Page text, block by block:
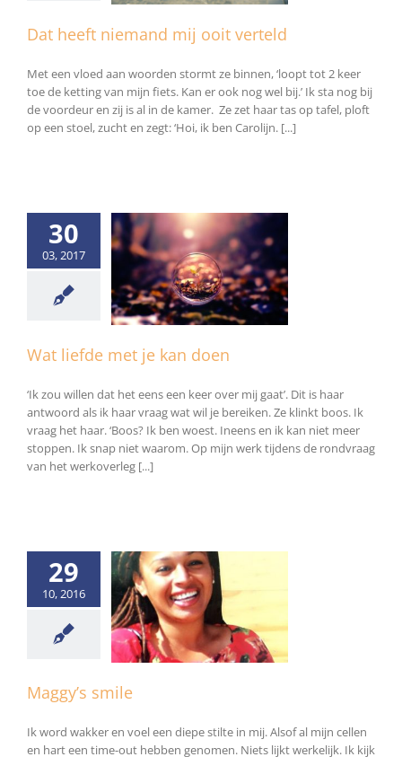
Dat heeft niemand mij ooit verteld
Met een vloed aan woorden stormt ze binnen, ‘loopt tot 2 keer
toe de ketting van mijn fiets. Kan er ook nog wel bij.’ Ik sta nog bij
de voordeur en zij is al in de kamer. Ze zet haar tas op tafel, ploft
op een stoel, zucht en zegt: ‘Hoi, ik ben Carolijn. [...]
30
03, 2017
Wat liefde met je kan doen
‘Ik zou willen dat het eens een keer over mij gaat’. Dit is haar
antwoord als ik haar vraag wat wil je bereiken. Ze klinkt boos. Ik
vraag het haar. ‘Boos? Ik ben woest. Ineens en ik kan niet meer
stoppen. Ik snap niet waarom. Op mijn werk tijdens de rondvraag
van het werkoverleg [...]
29
10, 2016
Maggy’s smile
Ik word wakker en voel een diepe stilte in mij. Alsof al mijn cellen
en hart een time-out hebben genomen. Niets lijkt werkelijk. Ik kijk